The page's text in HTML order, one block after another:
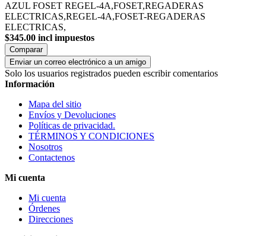
AZUL FOSET REGEL-4A,FOSET,REGADERAS
ELECTRICAS,REGEL-4A,FOSET-REGADERAS
ELECTRICAS,
$345.00 incl impuestos
Comparar
Enviar un correo electrónico a un amigo
Solo los usuarios registrados pueden escribir comentarios
Información
Mapa del sitio
Envíos y Devoluciones
Políticas de privacidad.
TÉRMINOS Y CONDICIONES
Nosotros
Contactenos
Mi cuenta
Mi cuenta
Órdenes
Direcciones